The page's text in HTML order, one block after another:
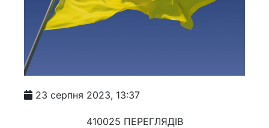
23 серпня 2023, 13:37
410025 ПЕРЕГЛЯДІВ